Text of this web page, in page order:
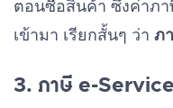
ตอนซื้อสินค้า ซึ่งค่าภ
เข้ามา เรียกสั้นๆ ว่า ภ
3. ภาษี e-